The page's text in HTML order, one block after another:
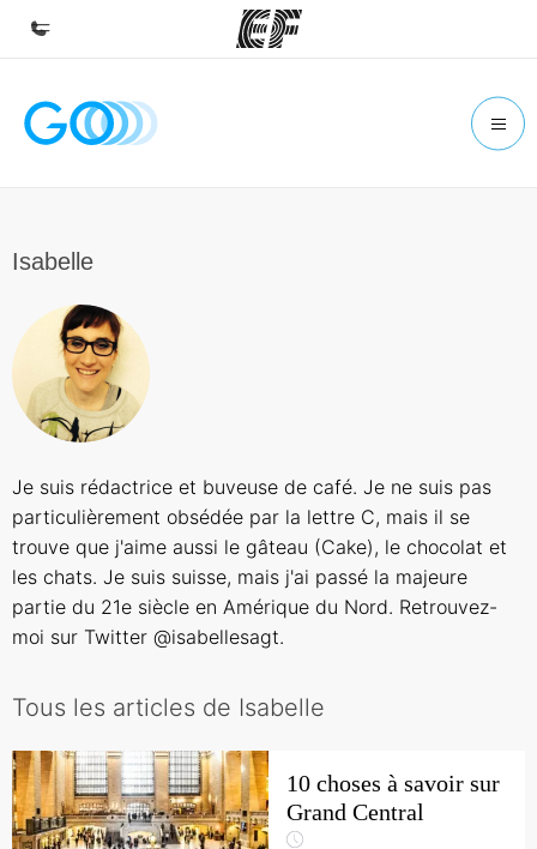
Accueil
Trouver un bureau
A propos de nous
Qui sommes-nous ?
Isabelle
Je suis rédactrice et buveuse de café. Je ne suis pas
particulièrement obsédée par la lettre C, mais il se
trouve que j'aime aussi le gâteau (Cake), le chocolat et
les chats. Je suis suisse, mais j'ai passé la majeure
partie du 21e siècle en Amérique du Nord. Retrouvez-
moi sur Twitter @isabellesagt.
Tous les articles de Isabelle
10 choses à savoir sur
Grand Central